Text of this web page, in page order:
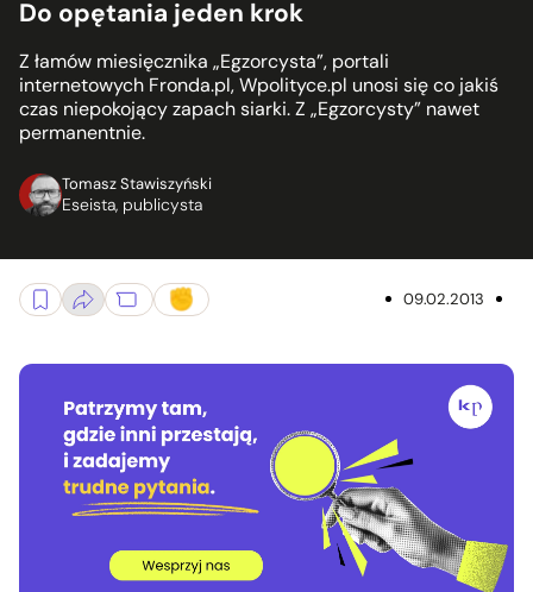
Do opętania jeden krok
Z łamów miesięcznika „Egzorcysta”, portali
internetowych Fronda.pl, Wpolityce.pl unosi się co jakiś
czas niepokojący zapach siarki. Z „Egzorcysty” nawet
permanentnie.
Tomasz Stawiszyński
Eseista, publicysta
09.02.2013